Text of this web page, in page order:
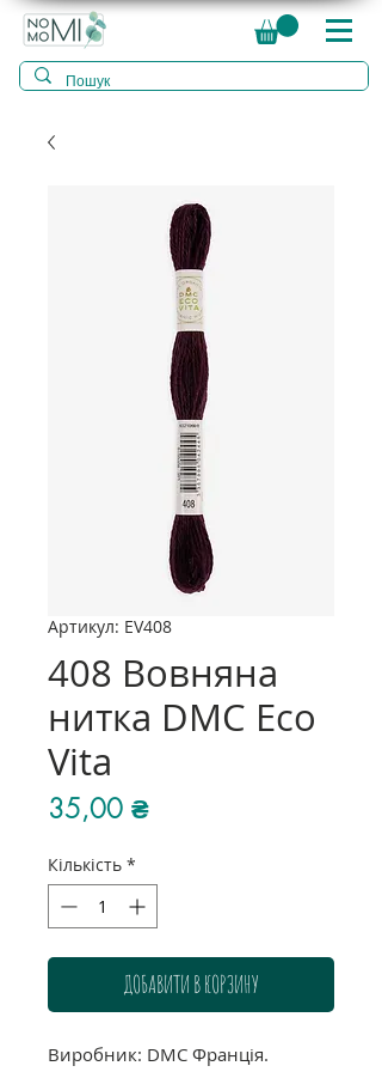
Артикул: EV408
408 Вовняна
нитка DMC Eco
Vita
35,00 ₴Ціна
Кількість *
ДОБАВИТИ В КОРЗИНУ
Виробник: DMC Франція.